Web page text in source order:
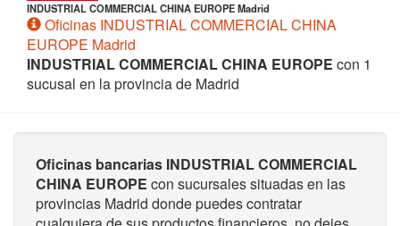
INDUSTRIAL COMMERCIAL CHINA EUROPE Madrid
Oficinas INDUSTRIAL COMMERCIAL CHINA
EUROPE Madrid
INDUSTRIAL COMMERCIAL CHINA EUROPE con 1
sucusal en la provincia de Madrid
Oficinas bancarias INDUSTRIAL COMMERCIAL
CHINA EUROPE con sucursales situadas en las
provincias Madrid donde puedes contratar